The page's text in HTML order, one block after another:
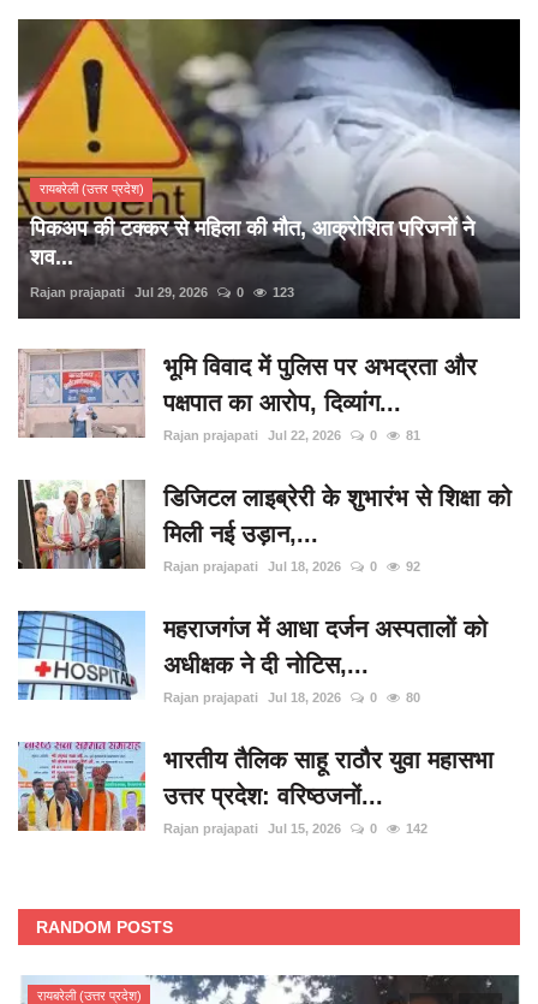
रायबरेली (उत्तर प्रदेश)
पिकअप की टक्कर से महिला की मौत, आक्रोशित परिजनों ने
शव...
Rajan prajapati Jul 29, 2026 0 123
भूमि विवाद में पुलिस पर अभद्रता और
पक्षपात का आरोप, दिव्यांग...
Rajan prajapati Jul 22, 2026 0 81
डिजिटल लाइब्रेरी के शुभारंभ से शिक्षा को
मिली नई उड़ान,...
Rajan prajapati Jul 18, 2026 0 92
महराजगंज में आधा दर्जन अस्पतालों को
अधीक्षक ने दी नोटिस,...
Rajan prajapati Jul 18, 2026 0 80
भारतीय तैलिक साहू राठौर युवा महासभा
उत्तर प्रदेश: वरिष्ठजनों...
Rajan prajapati Jul 15, 2026 0 142
RANDOM POSTS
रायबरेली (उत्तर प्रदेश)